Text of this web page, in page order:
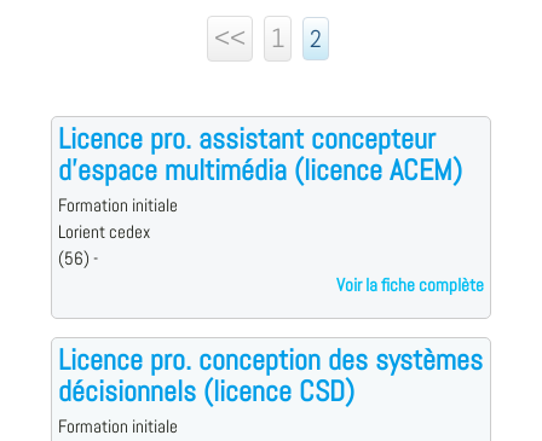
<<
1 2
Licence pro. assistant concepteur
d'espace multimédia (licence ACEM)
Formation initiale
Lorient cedex
(56) -
Voir la fiche complète
Licence pro. conception des systèmes
décisionnels (licence CSD)
Formation initiale